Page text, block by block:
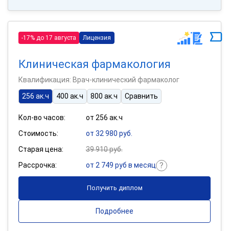
-17% до 17 августа Лицензия
Клиническая фармакология
Квалификация: Врач-клинический фармаколог
256 ак.ч
400 ак.ч 800 ак.ч Сравнить
Кол-во часов:
от 256 ак.ч
Стоимость:
от 32 980 руб.
Старая цена:
39 910 руб.
Рассрочка:
от 2 749 руб в месяц
Получить диплом
Подробнее